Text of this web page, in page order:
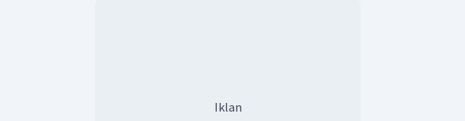
Iklan